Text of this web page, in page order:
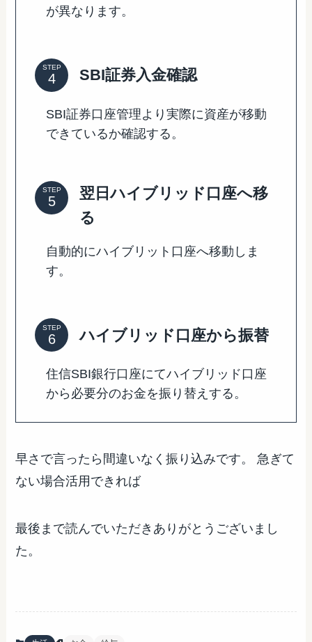
が異なります。
STEP SBI証券入金確認
SBI証券口座管理より実際に資産が移動
できているか確認する。
STEP
翌日ハイブリッド口座へ移
る
自動的にハイブリット口座へ移動しま
す。
STEP ハイブリッド口座から振替
住信SBI銀行口座にてハイブリッド口座
から必要分のお金を振り替えする。
早さで言ったら間違いなく振り込みです。 急ぎて
ない場合活用できれば
最後まで読んでいただきありがとうございまし
た。